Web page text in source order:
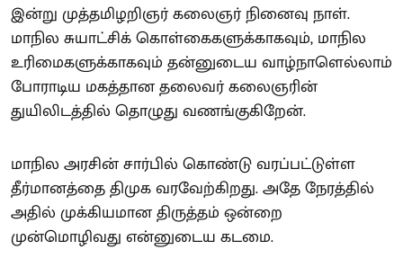
இன்று முத்தமிழறிஞர் கலைஞர் நினைவு நாள்.
மாநில சுயாட்சிக் கொள்கைகளுக்காகவும், மாநில
உரிமைகளுக்காகவும் தன்னுடைய வாழ்நாளெல்லாம்
போராடிய மகத்தான தலைவர் கலைஞரின்
துயிலிடத்தில் தொழுது வணங்குகிறேன்.
மாநில அரசின் சார்பில் கொண்டு வரப்பட்டுள்ள
தீர்மானத்தை திமுக வரவேற்கிறது. அதே நேரத்தில்
அதில் முக்கியமான திருத்தம் ஒன்றை
முன்மொழிவது என்னுடைய கடமை.